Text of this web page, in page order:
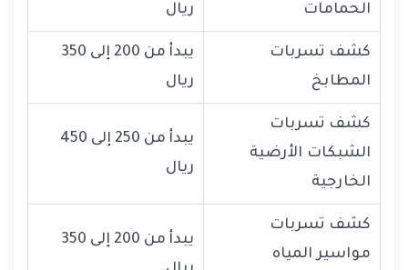
الحمامات
ريال
كشف تسربات
المطابخ
يبدأ من 200 إلى 350
ريال
كشف تسربات
الشبكات الأرضية
الخارجية
يبدأ من 250 إلى 450
ريال
كشف تسربات
مواسير المياه
يبدأ من 200 إلى 350